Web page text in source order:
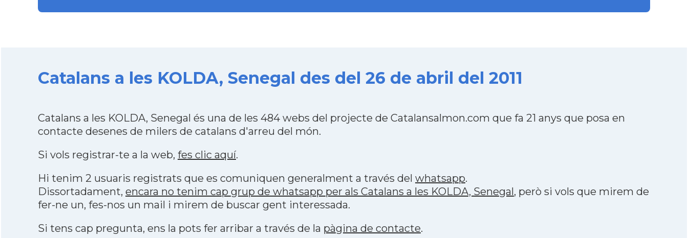
Catalans a les KOLDA, Senegal des del 26 de abril del 2011
Catalans a les KOLDA, Senegal és una de les 484 webs del projecte de Catalansalmon.com que fa 21 anys que posa en
contacte desenes de milers de catalans d'arreu del món.
Si vols registrar-te a la web, fes clic aquí.
Hi tenim 2 usuaris registrats que es comuniquen generalment a través del whatsapp.
Dissortadament, encara no tenim cap grup de whatsapp per als Catalans a les KOLDA, Senegal, però si vols que mirem de
fer-ne un, fes-nos un mail i mirem de buscar gent interessada.
Si tens cap pregunta, ens la pots fer arribar a través de la pàgina de contacte.